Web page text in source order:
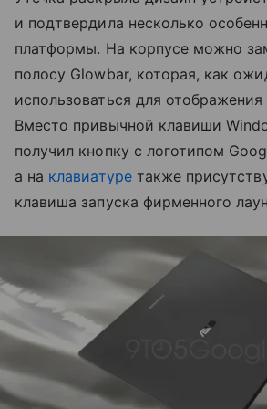
и подтвердила несколько
платформы. На корпусе можно
полосу Glowbar, которая, как
использоваться для
Вместо привычной клавиши
получил кнопку с логотипом
а на клавиатуретакже
клавиша запуска фирменного